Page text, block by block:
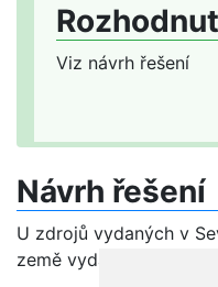
Viz návrh řešení
Návrh řešení
U zdrojů vydaných v
země vydání „un“ (bez